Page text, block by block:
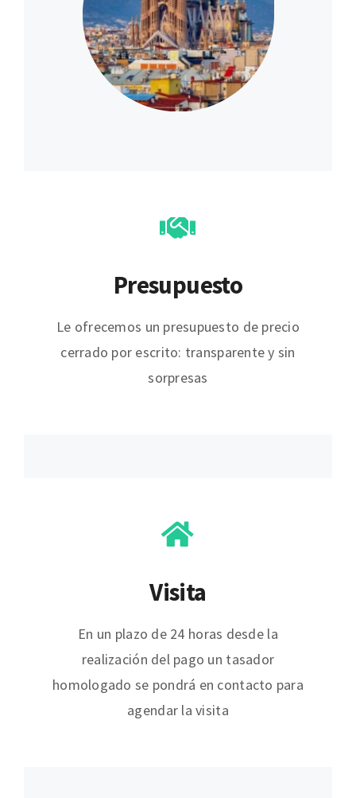
Presupuesto
Le ofrecemos un presupuesto de precio
cerrado por escrito: transparente y sin
sorpresas
Visita
En un plazo de 24 horas desde la
realización del pago un tasador
homologado se pondrá en contacto para
agendar la visita